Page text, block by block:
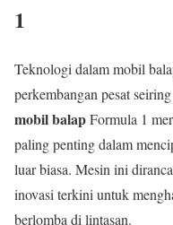
1
Teknologi dalam mobil
perkembangan pesat
mobil balapFormula 1
paling penting dalam
luar biasa. Mesin ini
inovasi terkini untuk
berlomba di lintasan.